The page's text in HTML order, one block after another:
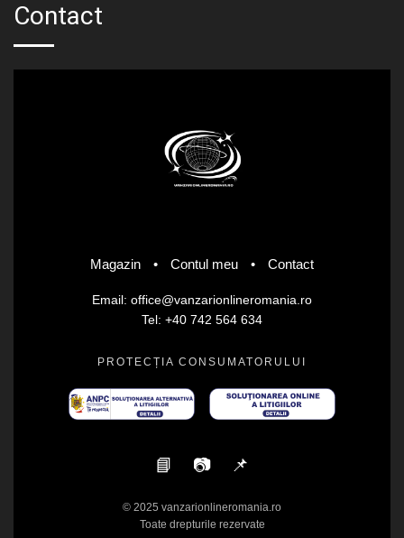
Contact
Magazin • Contul meu • Contact
Email: office@vanzarionlineromania.ro
Tel: +40 742 564 634
PROTECȚIA CONSUMATORULUI
📘 📷 📌
© 2025 vanzarionlineromania.ro
Toate drepturile rezervate